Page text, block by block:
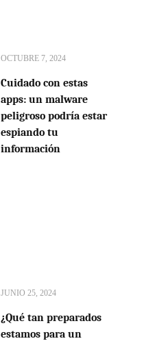
OCTUBRE 7, 2024
Cuidado con estas
apps: un malware
peligroso podría estar
espiando tu
información
JUNIO 25, 2024
¿Qué tan preparados
estamos para un